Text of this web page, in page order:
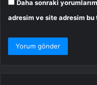
Daha sonraki
adresim ve site adresim bu